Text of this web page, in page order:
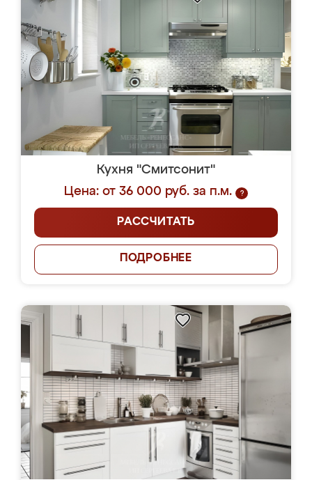
Кухня "Смитсонит"
Цена: от 36 000 руб. за п.м.
?
РАССЧИТАТЬ
ПОДРОБНЕЕ